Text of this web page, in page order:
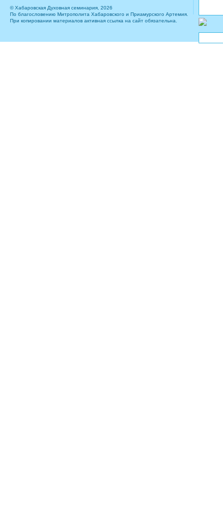
© Хабаровская Духовная семинария, 2026
По благословению Митрополита Хабаровского и Приамурского Артемия.
При копировании материалов активная ссылка на сайт обязательна.